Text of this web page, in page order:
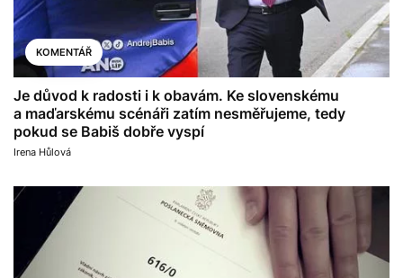
KOMENTÁŘ
Je důvod k radosti i k obavám. Ke slovenskému
a maďarskému scénáři zatím nesměřujeme, tedy
pokud se Babiš dobře vyspí
Irena Hůlová